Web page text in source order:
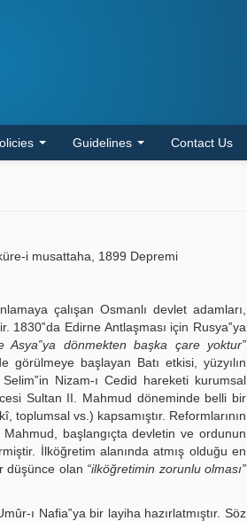
Guidelines Contact Us
i musattaha, 1899 Depremi
çalışan Osmanlı devlet adamları,
1830‟da Edirne Antlaşması için Rusya‟ya
Asya‟ya dönmekten başka çare yoktur”
görülmeye başlayan Batı etkisi, yüzyılın
Nizam-ı Cedid hareketi kurumsal
Sultan II. Mahmud döneminde belli bir
toplumsal vs.) kapsamıştır. Reformlarının
başlangıçta devletin ve ordunun
İlköğretim alanında atmış olduğu en
düşünce olan “ilköğretimin zorunlu olması”
ı Nafia‟ya bir layiha hazırlatmıştır. Söz